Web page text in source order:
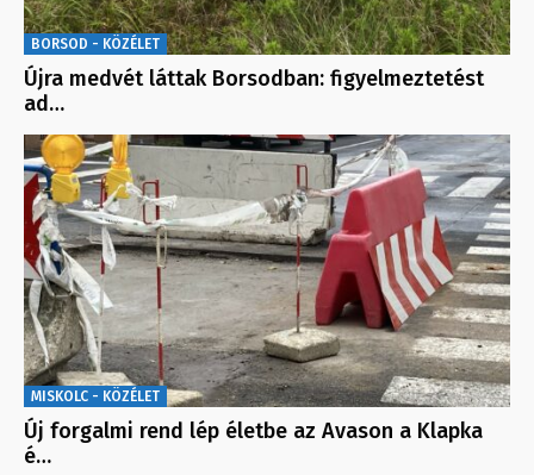
BORSOD - KÖZÉLET
Újra medvét láttak Borsodban: figyelmeztetést
ad…
MISKOLC - KÖZÉLET
Új forgalmi rend lép életbe az Avason a Klapka
é…